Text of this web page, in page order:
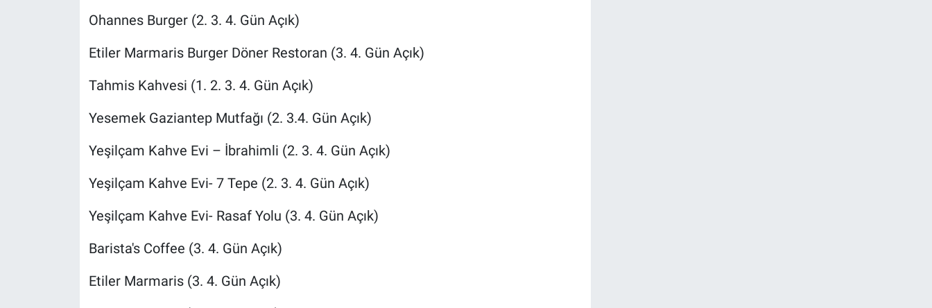
Ohannes Burger (2. 3. 4. Gün Açık)
Etiler Marmaris Burger Döner Restoran (3. 4. Gün Açık)
Tahmis Kahvesi (1. 2. 3. 4. Gün Açık)
Yesemek Gaziantep Mutfağı (2. 3.4. Gün Açık)
Yeşilçam Kahve Evi – İbrahimli (2. 3. 4. Gün Açık)
Yeşilçam Kahve Evi- 7 Tepe (2. 3. 4. Gün Açık)
Yeşilçam Kahve Evi- Rasaf Yolu (3. 4. Gün Açık)
Barista's Coffee (3. 4. Gün Açık)
Etiler Marmaris (3. 4. Gün Açık)